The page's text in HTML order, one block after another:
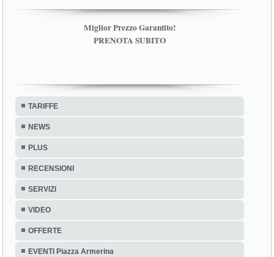
Miglior Prezzo Garantito!
PRENOTA SUBITO
TARIFFE
NEWS
PLUS
RECENSIONI
SERVIZI
VIDEO
OFFERTE
EVENTI Piazza Armerina